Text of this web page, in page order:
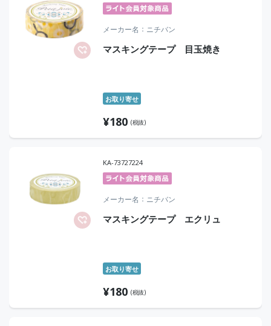
メーカー名 ニチバン
マスキングテープ 目玉焼き
お取り寄せ
¥180 (税抜)
KA-73727224
メーカー名 ニチバン
マスキングテープ エクリュ
お取り寄せ
¥180 (税抜)